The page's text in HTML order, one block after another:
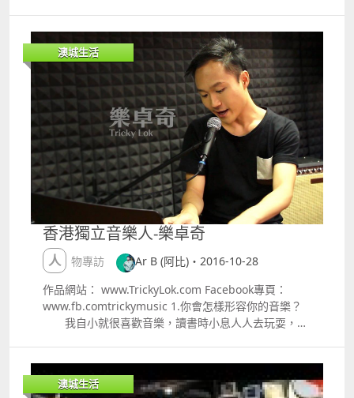
可憫 都祝福大家得覺 好瞓 有興趣的朋友，可以去
YOUTUBE 欣賞原唱者演繹
httpswww.youtube.comwatchv=HyP6zyJJa0w
Telling stories is one of the magics in music
performing and I wish to tell my stories to the
audience through expressing my feelings and
singing from the bottom of my heart. 如果要講我的
音樂,我覺得不會限制於某一種類型的表現方式,我的情
緒和感覺亦會在我演繹時表達出來。能夠以講故事的方
式唱出來是一種魔法,我希望講我的故事同時,聽眾會在
我表達中感覺到我是由心底裡唱出來的。 2.你最期待觀
眾的反應？ 2.what kind of reactions,feed back,or
response would you want the most from your
audience I wouldn't expect any reaction from the
audience but their attention. Only a breathtaking
performance can connect the performer amp;
audience despite the far distance between the
stage and the auditorium. The moment we shared
is what I cherish. 我不會太注意到觀眾任何的反應,只
要有另人驚喜觸動到人,就算聽眾和舞台之間的距離是很
遠也一樣,這些時刻都是很珍貴。 3你對自己的音樂目標
probably with a number of friends. And I wish to
sing more songs from other song writers since
澳城生活
香港獨立音樂人-樂卓奇
人物專訪
Ar B (阿比)・2016-10-28
作品網站： www.TrickyLok.com Facebook專頁：
www.fb.comtrickymusic 1.你會怎樣形容你的音樂？
我自小就很喜歡音樂，讀書時小息人人去玩耍，我
發達，除了彈琴，我還學懂了基本的樂理和創作，以及
逐步接觸到混音製作方面的範疇，慢慢便開始了製作獨
澳城生活